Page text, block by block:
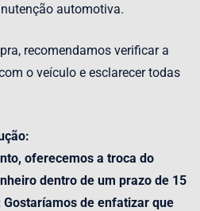
automotiva.
recomendamos verificar a
o veículo e esclarecer todas
oferecemos a troca do
dentro de um prazo de 15
de enfatizar que